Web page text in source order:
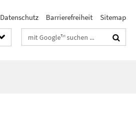
Datenschutz Barrierefreiheit Sitemap
Suchbegriffe